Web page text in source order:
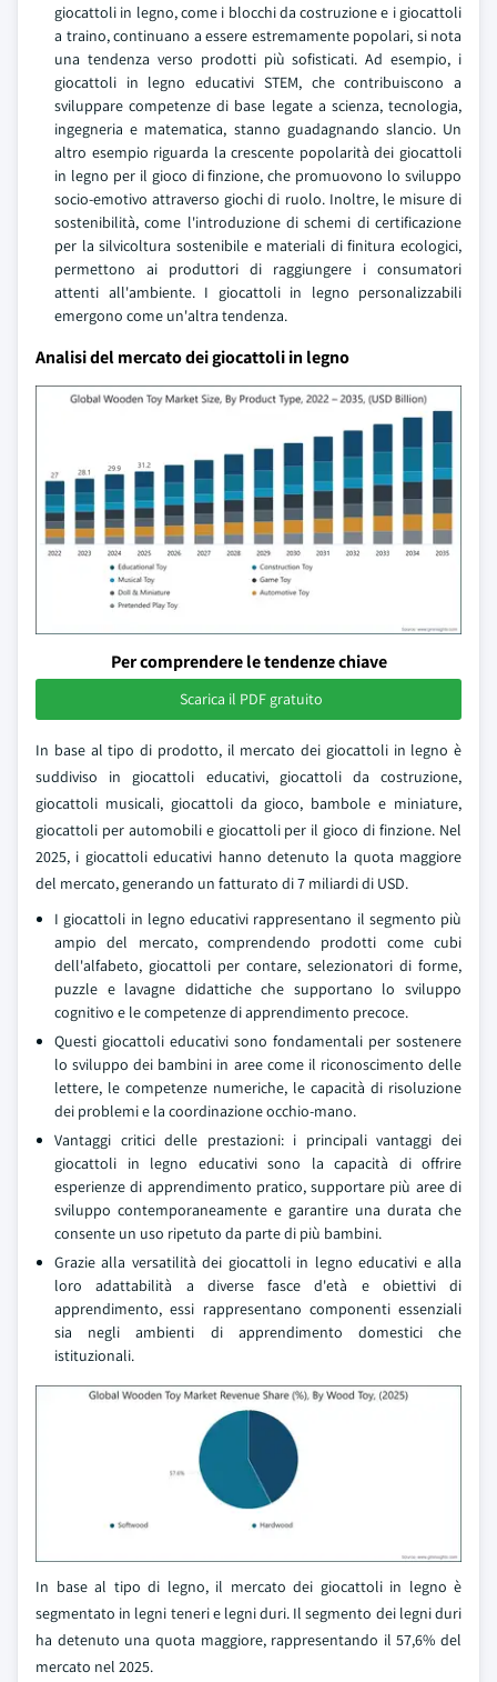
giocattoli in legno, come i blocchi da costruzione e i giocattoli
a traino, continuano a essere estremamente popolari, si nota
una tendenza verso prodotti più sofisticati. Ad esempio, i
giocattoli in legno educativi STEM, che contribuiscono a
sviluppare competenze di base legate a scienza, tecnologia,
ingegneria e matematica, stanno guadagnando slancio. Un
altro esempio riguarda la crescente popolarità dei giocattoli
in legno per il gioco di finzione, che promuovono lo sviluppo
socio-emotivo attraverso giochi di ruolo. Inoltre, le misure di
sostenibilità, come l'introduzione di schemi di certificazione
per la silvicoltura sostenibile e materiali di finitura ecologici,
permettono ai produttori di raggiungere i consumatori
attenti all'ambiente. I giocattoli in legno personalizzabili
emergono come un'altra tendenza.
Analisi del mercato dei giocattoli in legno
Per comprendere le tendenze chiave
Scarica il PDF gratuito
In base al tipo di prodotto, il mercato dei giocattoli in legno è
suddiviso in giocattoli educativi, giocattoli da costruzione,
giocattoli musicali, giocattoli da gioco, bambole e miniature,
giocattoli per automobili e giocattoli per il gioco di finzione. Nel
2025, i giocattoli educativi hanno detenuto la quota maggiore
del mercato, generando un fatturato di 7 miliardi di USD.
I giocattoli in legno educativi rappresentano il segmento più
ampio del mercato, comprendendo prodotti come cubi
dell'alfabeto, giocattoli per contare, selezionatori di forme,
puzzle e lavagne didattiche che supportano lo sviluppo
cognitivo e le competenze di apprendimento precoce.
Questi giocattoli educativi sono fondamentali per sostenere
lo sviluppo dei bambini in aree come il riconoscimento delle
lettere, le competenze numeriche, le capacità di risoluzione
dei problemi e la coordinazione occhio-mano.
Vantaggi critici delle prestazioni: i principali vantaggi dei
giocattoli in legno educativi sono la capacità di offrire
esperienze di apprendimento pratico, supportare più aree di
sviluppo contemporaneamente e garantire una durata che
consente un uso ripetuto da parte di più bambini.
Grazie alla versatilità dei giocattoli in legno educativi e alla
loro adattabilità a diverse fasce d'età e obiettivi di
apprendimento, essi rappresentano componenti essenziali
sia negli ambienti di apprendimento domestici che
istituzionali.
In base al tipo di legno, il mercato dei giocattoli in legno è
segmentato in legni teneri e legni duri. Il segmento dei legni duri
ha detenuto una quota maggiore, rappresentando il 57,6% del
mercato nel 2025.